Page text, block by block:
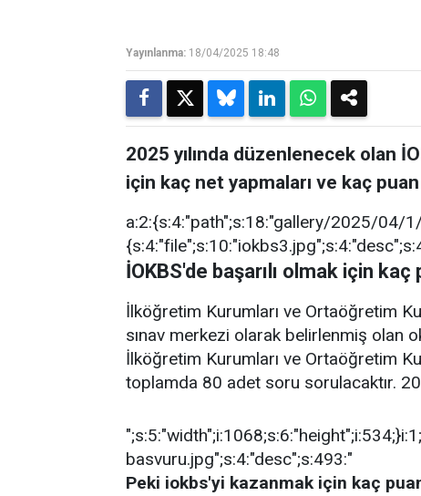
Yayınlanma: 18/04/2025 18:48
2025 yılında düzenlenecek olan
için kaç net yapmaları ve kaç
a:2:{s:4:"path";s:18:"gallery/2025/04/
İOKBS'de başarılı olmak için
İlköğretim Kurumları ve Ortaöğretim
sınav merkezi olarak belirlenmiş olan
İlköğretim Kurumları ve Ortaöğretim
toplamda 80 adet soru sorulacaktır.
basvuru.jpg";s:4:"desc";s:493:"
Peki iokbs'yi kazanmak için kaç